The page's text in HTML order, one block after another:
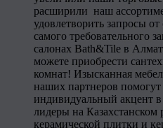
расширили наш
удовлетворить запросы
самого требовательного
салонах Bath&Tile в
можете приобрести
комнат! Изысканная
наших партнеров помогут
индивидуальный акцент
лидеры на
керамической плитки и